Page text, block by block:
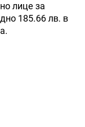
лице за
185.66 лв. в